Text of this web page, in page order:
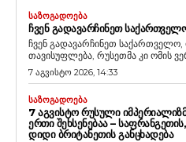
ᲡᲐᲖᲝᲒᲐᲓᲝᲔᲑᲐ
ᲩᲕᲔᲜ ᲒᲐᲓᲐᲕᲐᲠᲩᲘᲜᲔᲗ
ჩვენ გადავარჩინეთ
თავისუფლება, რუსეთმა კი ომის
7 აგვისტო 2026, 14:33
ᲡᲐᲖᲝᲒᲐᲓᲝᲔᲑᲐ
7 ᲐᲒᲕᲘᲡᲢᲝ ᲠᲣᲡᲣᲚᲘ
ᲔᲠᲗᲘ ᲨᲔᲮᲡᲔᲜᲔᲑᲐᲐ –
ᲓᲘᲓᲘ ᲑᲠᲘᲢᲐᲜᲔᲗᲘᲡ ᲒᲐᲜᲪᲮᲐᲓᲔᲑᲐ